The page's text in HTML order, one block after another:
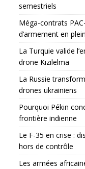
semestriels
Méga-contrats
d’armement en
La Turquie valide
drone Kızılelma
La Russie
drones ukrainiens
Pourquoi Pékin
frontière indienne
Le F-35 en crise :
hors de contrôle
Les armées